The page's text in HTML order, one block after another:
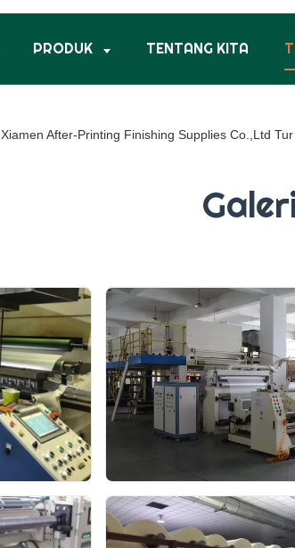
PRODUK TENTANG KITA
Xiamen After-Printing Finishing Supplies Co.,Ltd